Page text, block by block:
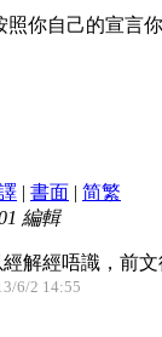
照你自己的宣言
| 書面 | 简繁
編輯
解經唔識，前
6/2 14:55